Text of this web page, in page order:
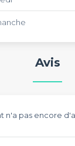
Avis
n'a pas encore